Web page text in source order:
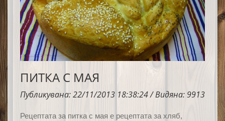
ПИТКА С МАЯ
Публикувана: 22/11/2013 18:38:24 / Видяна: 9913
Рецептата за питка с мая е рецептата за хляб,